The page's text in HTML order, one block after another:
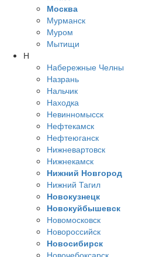
Москва
Мурманск
Муром
Мытищи
Н
Набережные Челны
Назрань
Нальчик
Находка
Невинномысск
Нефтекамск
Нефтеюганск
Нижневартовск
Нижнекамск
Нижний Новгород
Нижний Тагил
Новокузнецк
Новокуйбышевск
Новомосковск
Новороссийск
Новосибирск